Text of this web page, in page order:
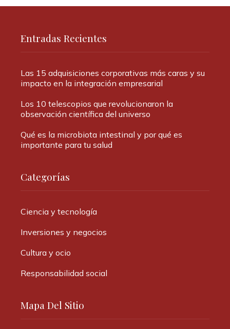
Entradas Recientes
Las 15 adquisiciones corporativas más caras y su
impacto en la integración empresarial
Los 10 telescopios que revolucionaron la
observación científica del universo
Qué es la microbiota intestinal y por qué es
importante para tu salud
Categorías
Ciencia y tecnología
Inversiones y negocios
Cultura y ocio
Responsabilidad social
Mapa Del Sitio